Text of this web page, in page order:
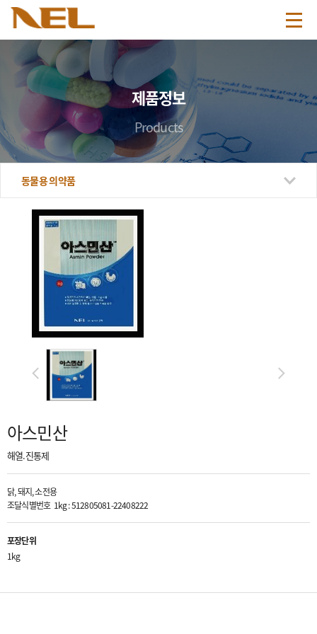
제품정보
Products
동물용 의약품
아스민산
해열.진통제
닭, 돼지, 소전용
조달식별번호 1kg : 512805081-22408222
포장단위
1kg